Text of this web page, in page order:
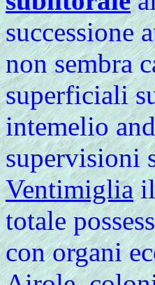
successione
non sembra
superficiali
intemelio
supervisioni
Ventimigliail
totale
con organi